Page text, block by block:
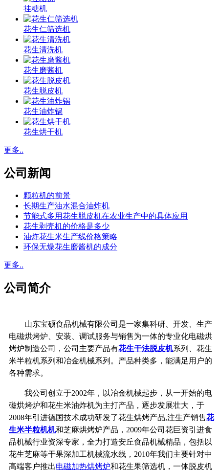
挂糖机
花生仁筛选机
花生清洗机
花生磨酱机
花生脱皮机
花生油炸锅
花生烘干机
更多..
公司新闻
颗粒机的前景
长期生产油水混合油炸机
节能式多用花生脱皮机在农业生产中的具体应用
花生剥壳机的价格是多少
油炸花生米生产线价格策略
环保无燥花生磨酱机的成分
更多..
公司简介
山东宝硕食品机械有限公司是一家集科研、开发、生产
电磁烘烤炉、安装、调试服务与销售为一体的专业化电磁烘
烤炉制造公司，公司主要产品有花生干法脱皮机系列、花生
米半粒机系列和冶金机械系列。产品种类多，能满足用户的
各种需求。
我公司创立于2002年，以冶金机械起步，从一开始的电
磁烘烤炉和花生米油炸机为主打产品，逐步发展壮大，于
2008年引进德国技术成功研发了花生烘烤产品,注生产销售花
生米半粒机机和芝麻烘烤炉产品，2009年公司花巨资引进食
品机械行业资深专家，全力打造安丘食品机械精品，包括以
花生芝麻等干果深加工机械流水线，2010年我们主要针对中
高端客户推出电磁加热烘烤炉和花生果筛选机，一体脱皮机